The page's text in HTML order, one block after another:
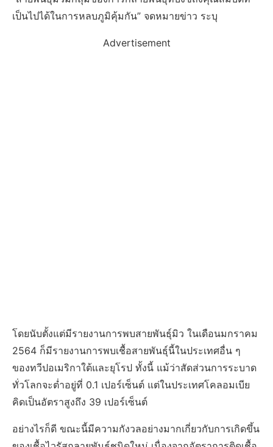
เป็นไปได้ในการหลบภูมิคุ้มกัน” จดหมายข่าว ระบุ
Advertisement
โดยนับตั้งแต่มีรายงานการพบสายพันธุ์มิว ในเดือนมกราคม
2564 ก็มีรายงานการพบเชื้อสายพันธุ์นี้ในประเทศอื่น ๆ
ของทวีปอเมริกาใต้และยุโรป ทั้งนี้ แม้ว่าสัดส่วนการระบาด
ทั่วโลกจะต่ำอยู่ที่ 0.1 เปอร์เซ็นต์ แต่ในประเทศโคลอมเบีย
คิดเป็นอัตราสูงถึง 39 เปอร์เซ็นต์
อย่างไรก็ดี ขณะนี้มีความกังวลอย่างมากเกี่ยวกับการเกิดขึ้น